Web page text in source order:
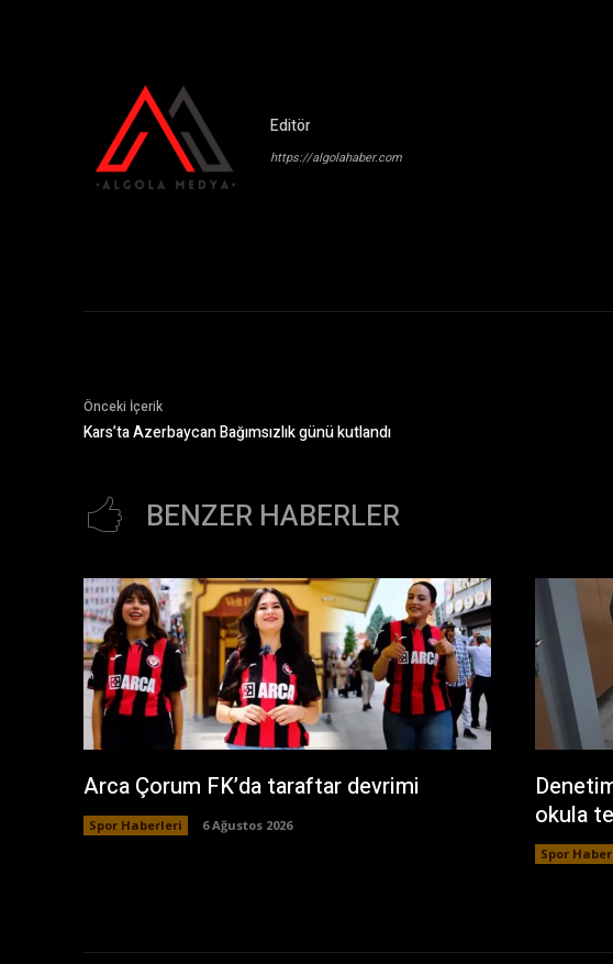
Editör
https://algolahaber.com
Önceki İçerik
Kars’ta Azerbaycan Bağımsızlık günü kutlandı
BENZER HABERLER
Arca Çorum FK’da taraftar devrimi
Spor Haberleri 6 Ağustos 2026
okula
Spor